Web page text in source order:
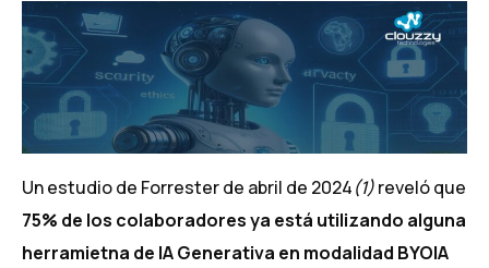
Un estudio de Forrester de abril de 2024(1)reveló que
75% de los colaboradores ya está utilizando alguna
herramietna de IA Generativa en modalidad BYOIA